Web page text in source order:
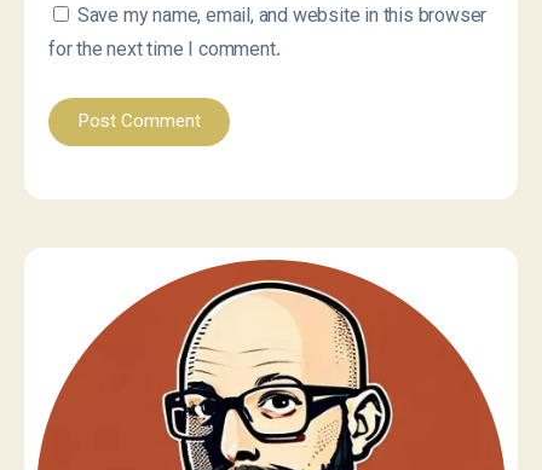
Save my name, email, and website in this browser
for the next time I comment.